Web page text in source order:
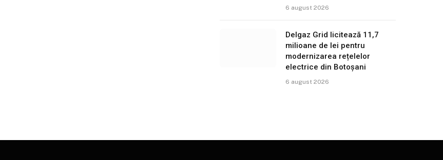
6 august 2026
Delgaz Grid licitează 11,7
milioane de lei pentru
modernizarea rețelelor
electrice din Botoșani
6 august 2026